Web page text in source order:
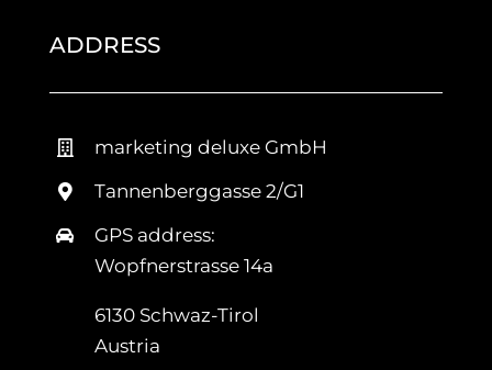
ADDRESS
marketing deluxe GmbH
Tannenberggasse 2/G1
GPS address:
Wopfnerstrasse 14a
6130 Schwaz-Tirol
Austria